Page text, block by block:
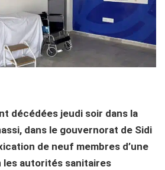
décédées jeudi soir dans la
dans le gouvernorat de Sidi
de neuf membres d’une
les autorités sanitaires